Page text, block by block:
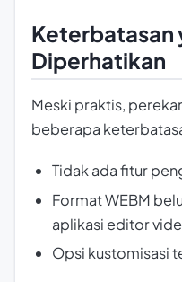
Keterbatasan
Diperhatikan
Meski praktis,
beberapa
Tidak ada fitur
Format WEBM
aplikasi editor
Opsi kustomisasi